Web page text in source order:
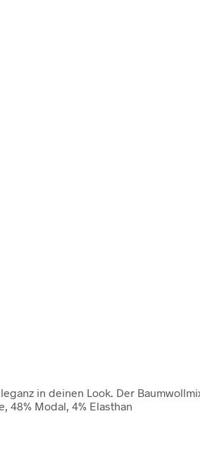
in deinen Look. Der
48% Modal, 4% Elasthan